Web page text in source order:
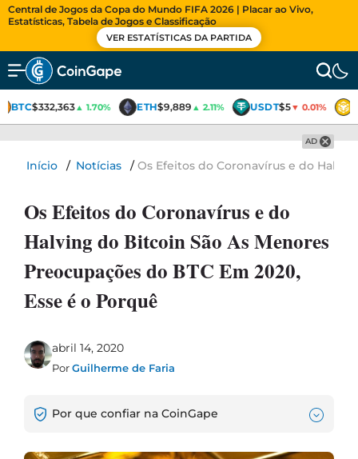
Central de Jogos da Copa do Mundo FIFA 2026 | Placar ao Vivo,
Estatísticas, Tabela de Jogos e Classificação
VER ESTATÍSTICAS DA PARTIDA
BTC$332,363▲ 1.70% ETH$9,889▲ 2.11% USDT$5▼ 0.01%
AD
Início / Notícias /Os Efeitos do Coronavírus e do
Os Efeitos do Coronavírus e do
Halving do Bitcoin São As Menores
Preocupações do BTC Em 2020,
Esse é o Porquê
abril 14, 2020
PorGuilherme de Faria
Por que confiar na CoinGape